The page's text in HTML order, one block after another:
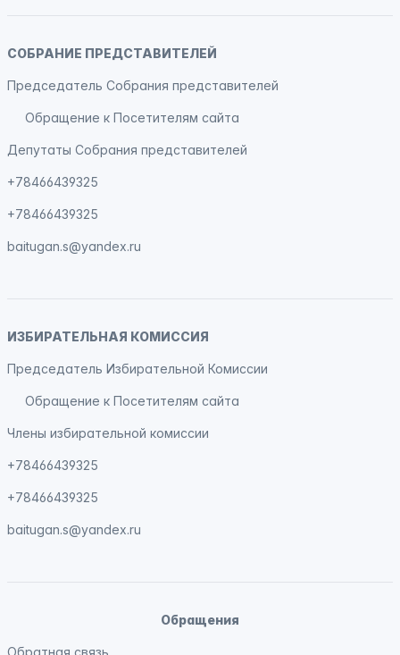
СОБРАНИЕ ПРЕДСТАВИТЕЛЕЙ
Председатель Собрания представителей
Обращение к Посетителям сайта
Депутаты Собрания представителей
+78466439325
+78466439325
baitugan.s@yandex.ru
ИЗБИРАТЕЛЬНАЯ КОМИССИЯ
Председатель Избирательной Комиссии
Обращение к Посетителям сайта
Члены избирательной комиссии
+78466439325
+78466439325
baitugan.s@yandex.ru
Обращения
Обратная связь